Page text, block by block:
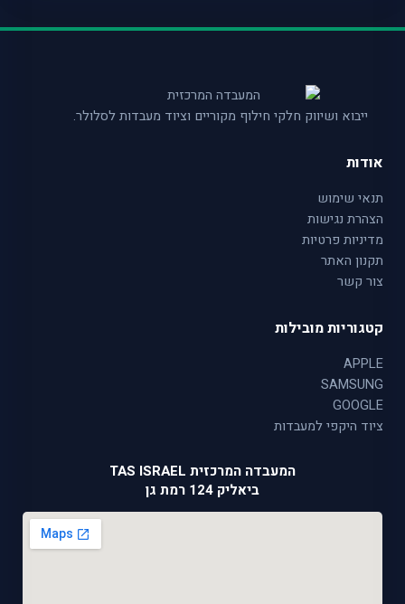
ייבוא ושיווק חלקי חילוף מקוריים וציוד מעבדות לסלולר.
אודות
תנאי שימוש
הצהרת נגישות
מדיניות פרטיות
תקנון האתר
צור קשר
קטגוריות מובילות
APPLE
SAMSUNG
GOOGLE
ציוד היקפי למעבדות
המעבדה המרכזית TAS ISRAEL
ביאליק 124 רמת גן